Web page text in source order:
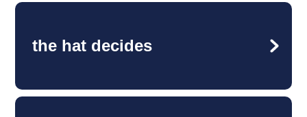
the hat decides